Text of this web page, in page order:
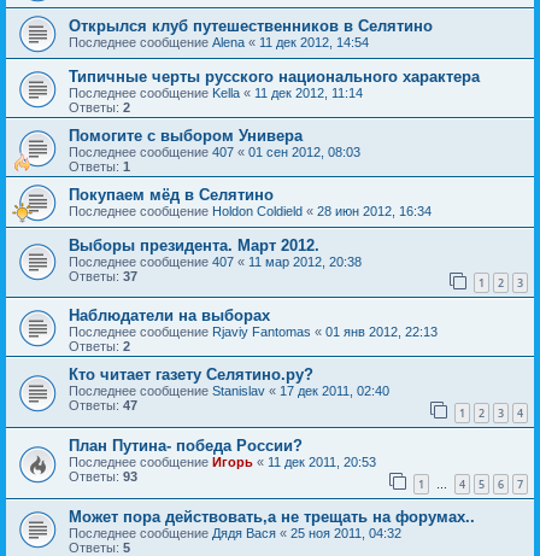
Открылся клуб путешественников в Селятино
Последнее сообщение Alena « 11 дек 2012, 14:54
Типичные черты русского национального характера
Последнее сообщение Kella « 11 дек 2012, 11:14
Ответы: 2
Помогите с выбором Универа
Последнее сообщение 407 « 01 сен 2012, 08:03
Ответы: 1
Покупаем мёд в Селятино
Последнее сообщение Holdon Coldield « 28 июн 2012, 16:34
Выборы президента. Март 2012.
Последнее сообщение 407 « 11 мар 2012, 20:38
Ответы: 37 1 2 3
Наблюдатели на выборах
Последнее сообщение Rjaviy Fantomas « 01 янв 2012, 22:13
Ответы: 2
Кто читает газету Селятино.ру?
Последнее сообщение Stanislav « 17 дек 2011, 02:40
Ответы: 47 1 2 3 4
План Путина- победа России?
Последнее сообщение Игорь « 11 дек 2011, 20:53
Ответы: 93 1 … 4 5 6 7
Может пора действовать,а не трещать на форумах..
Последнее сообщение Дядя Вася « 25 ноя 2011, 04:32
Ответы: 5